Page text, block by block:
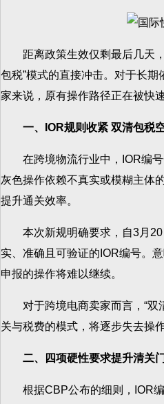
距离政策生效仅剩最后几天，
包税”模式的直接冲击。对于长
家来说，原有操作路径正在被快速
一、IOR规则收紧 双清包税
在跨境物流行业中，IOR编号
灰色操作依赖不真实或模糊主体
提升通关效率。
本次新规明确要求，自3月20
实、准确且可验证的IOR编号。
申报的操作将难以继续。
对于跨境电商卖家而言，“双
关与税费的模式，将逐步失去操作
二、四项硬性要求提升清关
根据CBP公布的细则，IOR编